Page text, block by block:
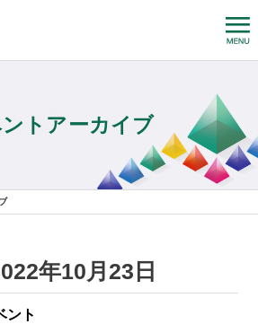
トアーカイブ
年10月23日
ント